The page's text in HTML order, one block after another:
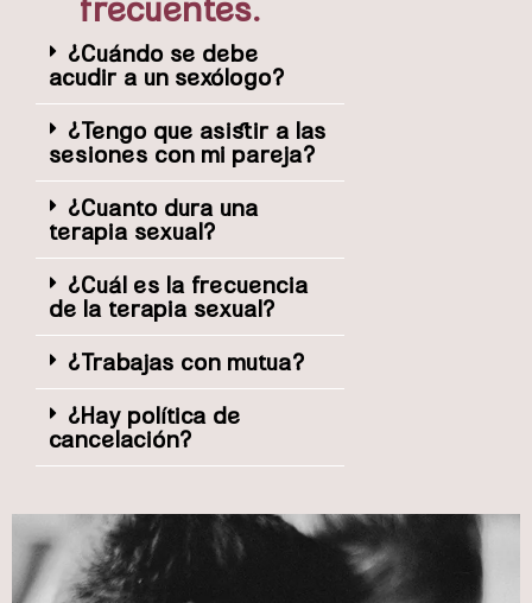
frecuentes.
¿Cuándo se debe
acudir a un sexólogo?
¿Tengo que asistir a las
sesiones con mi pareja?
¿Cuanto dura una
terapia sexual?
¿Cuál es la frecuencia
de la terapia sexual?
¿Trabajas con mutua?
¿Hay política de
cancelación?